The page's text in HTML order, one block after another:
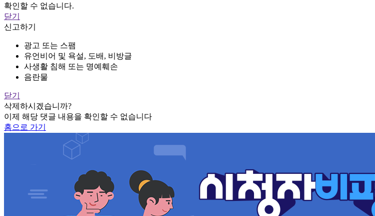
확인할 수 없습니다.
닫기
신고하기
광고 또는 스팸
유언비어 및 욕설, 도배, 비방글
사생활 침해 또는 명예훼손
음란물
닫기
삭제하시겠습니까?
이제 해당 댓글 내용을 확인할 수 없습니다
홈으로 가기